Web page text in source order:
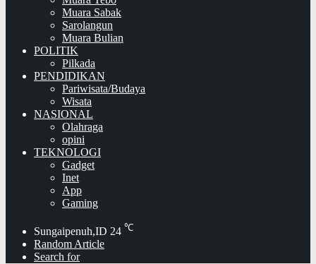
Muara Sabak
Sarolangun
Muara Bulian
POLITIK
Pilkada
PENDIDIKAN
Pariwisata/Budaya
Wisata
NASIONAL
Olahraga
opini
TEKNOLOGI
Gadget
Inet
App
Gaming
Sungaipenuh,ID 24 ℃
Random Article
Search for